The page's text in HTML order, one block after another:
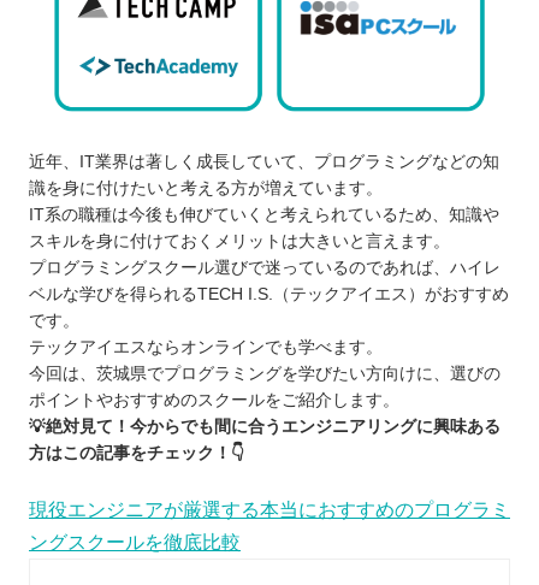
近年、IT業界は著しく成長していて、プログラミングなどの知
識を身に付けたいと考える方が増えています。
IT系の職種は今後も伸びていくと考えられているため、知識や
スキルを身に付けておくメリットは大きいと言えます。
プログラミングスクール選びで迷っているのであれば、ハイレ
ベルな学びを得られるTECH I.S.（テックアイエス）がおすすめ
です。
テックアイエスならオンラインでも学べます。
今回は、茨城県でプログラミングを学びたい方向けに、選びの
ポイントやおすすめのスクールをご紹介します。
💡絶対見て！今からでも間に合うエンジニアリングに興味ある
方はこの記事をチェック！👇
現役エンジニアが厳選する本当におすすめのプログラミ
ングスクールを徹底比較